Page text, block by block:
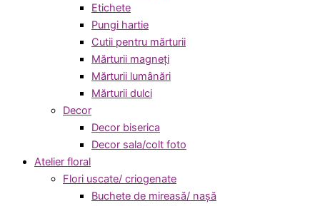
Etichete
Pungi hartie
Cutii pentru mărturii
Mărturii magneți
Mărturii lumânări
Mărturii dulci
Decor
Decor biserica
Decor sala/colt foto
Atelier floral
Flori uscate/ criogenate
Buchete de mireasă/ nașă